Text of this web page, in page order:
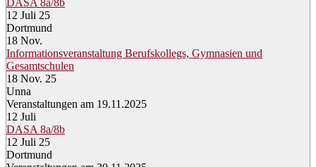
DASA 8a/8b
12 Juli 25
Dortmund
18 Nov.
Informationsveranstaltung Berufskollegs, Gymnasien und
Gesamtschulen
18 Nov. 25
Unna
Veranstaltungen am 19.11.2025
12 Juli
DASA 8a/8b
12 Juli 25
Dortmund